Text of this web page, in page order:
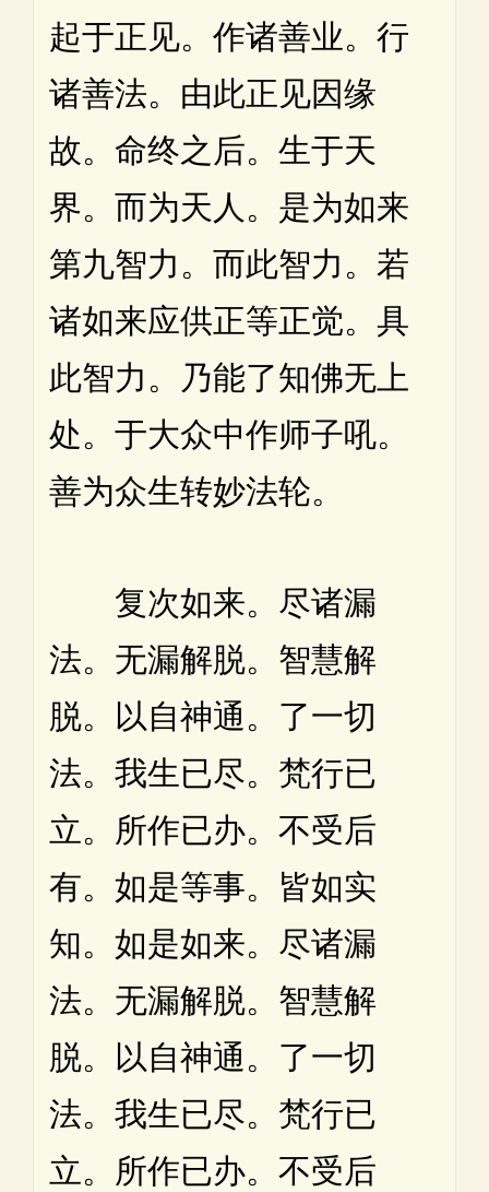
起于正见。作诸善业。行
诸善法。由此正见因缘
故。命终之后。生于天
界。而为天人。是为如来
第九智力。而此智力。若
诸如来应供正等正觉。具
此智力。乃能了知佛无上
处。于大众中作师子吼。
善为众生转妙法轮。
复次如来。尽诸漏
法。无漏解脱。智慧解
脱。以自神通。了一切
法。我生已尽。梵行已
立。所作已办。不受后
有。如是等事。皆如实
知。如是如来。尽诸漏
法。无漏解脱。智慧解
脱。以自神通。了一切
法。我生已尽。梵行已
立。所作已办。不受后